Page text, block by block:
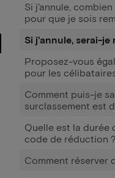
Si j'annule,
pour que je sois
Si j'annule, serai-je
Proposez-vous
pour les
Comment puis-je
surclassement est
Quelle est la durée
code de réduction ?
Comment réserver